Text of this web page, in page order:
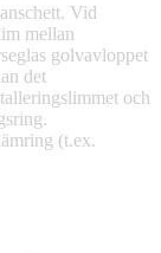
Vid
mellan
golvavloppet
det
och
(t.ex.